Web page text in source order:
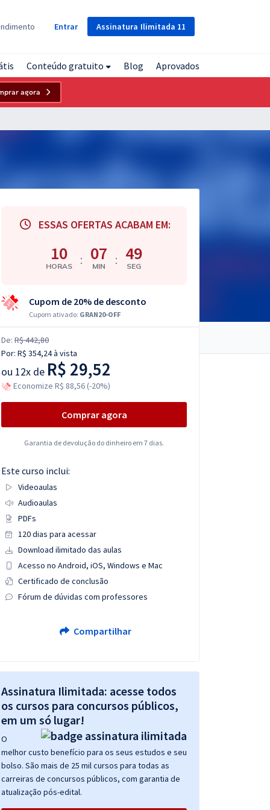
Assinatura Ilimitada 11
Entrar
Conteúdo gratuito Blog Aprovados
agora
ESSAS OFERTAS ACABAM EM:
10
HORAS : 07
MIN : 48
SEG
Cupom de 20% de desconto
Cupom ativado: GRAN20-OFF
De: R$ 442,80
Por: R$ 354,24à vista
ou 12x de R$ 29,52
Economize R$ 88,56 (-20%)
Comprar agora
Garantia de devolução do dinheiro em 7 dias.
Este curso inclui:
Videoaulas
Audioaulas
PDFs
120 dias para acessar
Download ilimitado das aulas
Acesso no Android, iOS, Windows e Mac
Certificado de conclusão
Fórum de dúvidas com professores
Compartilhar
Assinatura Ilimitada: acesse todos
os cursos para concursos públicos,
em um só lugar!
O
melhor custo benefício para os seus estudos e seu
bolso. São mais de 25 mil cursos para todas as
carreiras de concursos públicos, com garantia de
atualização pós-edital.